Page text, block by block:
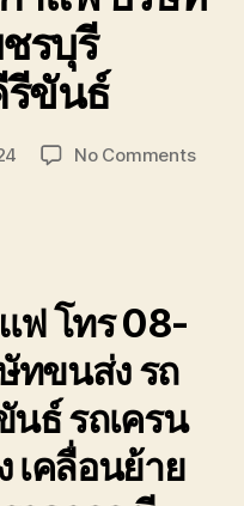
รบุรี
รีขันธ์
No Commentson
ฟ โทร 08-
ขนส่ง รถ
ธ์ รถเครน
เคลื่อนย้าย